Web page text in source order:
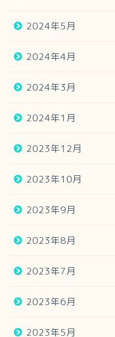
2024年5月
2024年4月
2024年3月
2024年1月
2023年12月
2023年10月
2023年9月
2023年8月
2023年7月
2023年6月
2023年5月